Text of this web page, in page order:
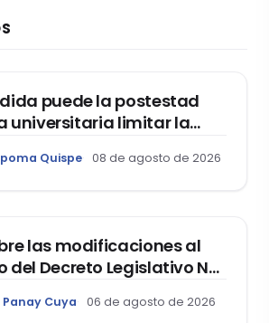
puede la postestad
universitaria limitar la
de los
Quispe 08 de agosto de 2026
las modificaciones al
del Decreto Legislativo Nº
el Régimen de
Cuya 06 de agosto de 2026